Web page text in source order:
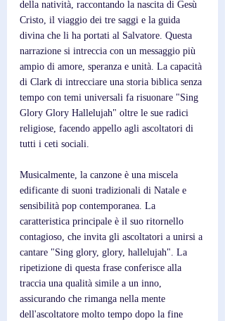
della natività, raccontando la nascita di Gesù
Cristo, il viaggio dei tre saggi e la guida
divina che li ha portati al Salvatore. Questa
narrazione si intreccia con un messaggio più
ampio di amore, speranza e unità. La capacità
di Clark di intrecciare una storia biblica senza
tempo con temi universali fa risuonare "Sing
Glory Glory Hallelujah" oltre le sue radici
religiose, facendo appello agli ascoltatori di
tutti i ceti sociali.
Musicalmente, la canzone è una miscela
edificante di suoni tradizionali di Natale e
sensibilità pop contemporanea. La
caratteristica principale è il suo ritornello
contagioso, che invita gli ascoltatori a unirsi a
cantare "Sing glory, glory, hallelujah". La
ripetizione di questa frase conferisce alla
traccia una qualità simile a un inno,
assicurando che rimanga nella mente
dell'ascoltatore molto tempo dopo la fine